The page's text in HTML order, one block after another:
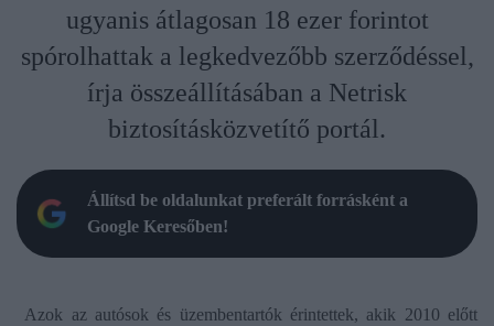
ugyanis átlagosan 18 ezer forintot
spórolhattak a legkedvezőbb szerződéssel,
írja összeállításában a Netrisk
biztosításközvetítő portál.
Állítsd be oldalunkat preferált forrásként a
Google Keresőben!
Azok az autósok és üzembentartók érintettek, akik 2010 előtt